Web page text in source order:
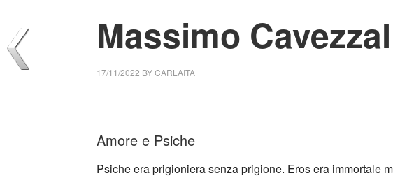
Massimo
17/11/2022 BYCARLAITA
Amore e Psiche
Psiche era prigioniera senza prigione. Eros era immortale